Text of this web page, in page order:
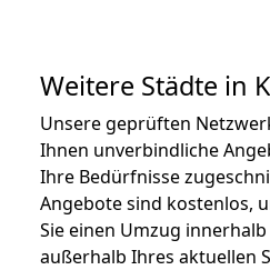
Weitere Städte in
Unsere geprüften
Ihnen unverbindliche
Ihre Bedürfnisse
Angebote sind kostenlos,
Sie einen Umzug
außerhalb Ihres aktuellen